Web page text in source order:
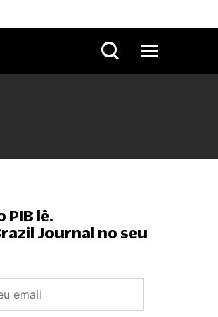
PIB lê.
Journal no seu